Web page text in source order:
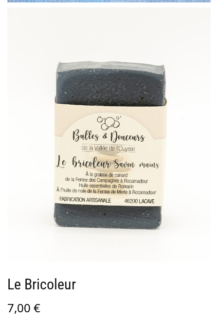
Le Bricoleur
7,00€